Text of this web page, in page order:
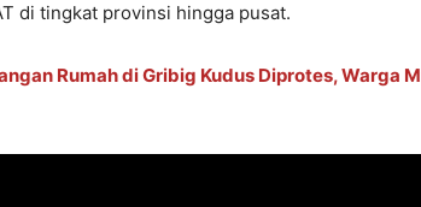
di tingkat provinsi hingga pusat.
Rumah di Gribig Kudus Diprotes, Warga